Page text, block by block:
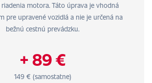
motora. Táto úprava je vhodná
pre upravené vozidlá a nie je určená na
bežnú cestnú prevádzku.
+ 89 €
149 € (samostatne)